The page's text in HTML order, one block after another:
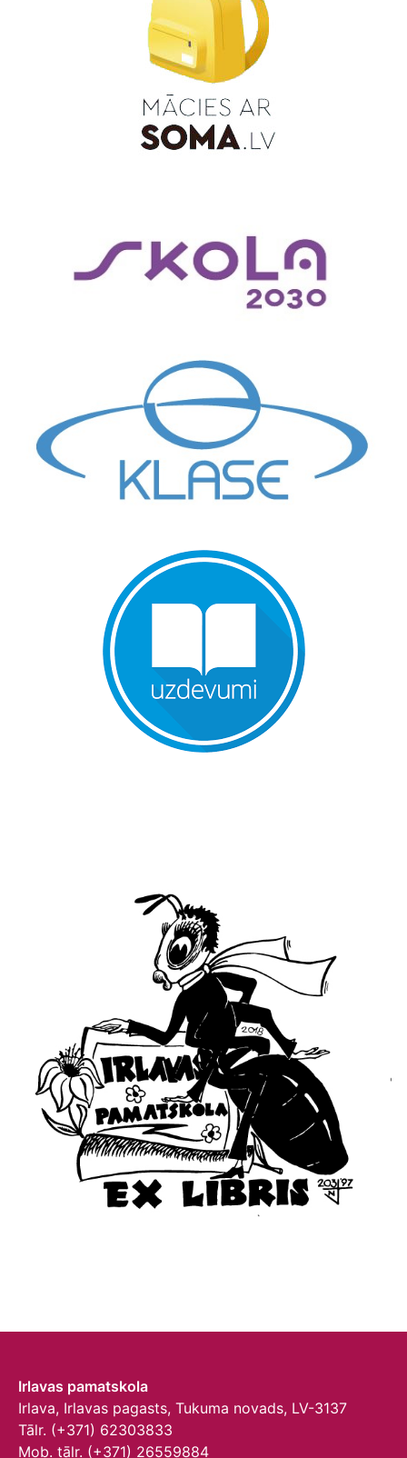
Irlavas pamatskola
Irlava, Irlavas pagasts, Tukuma novads, LV-3137
Tālr. (+371) 62303833
Mob. tālr. (+371) 26559884